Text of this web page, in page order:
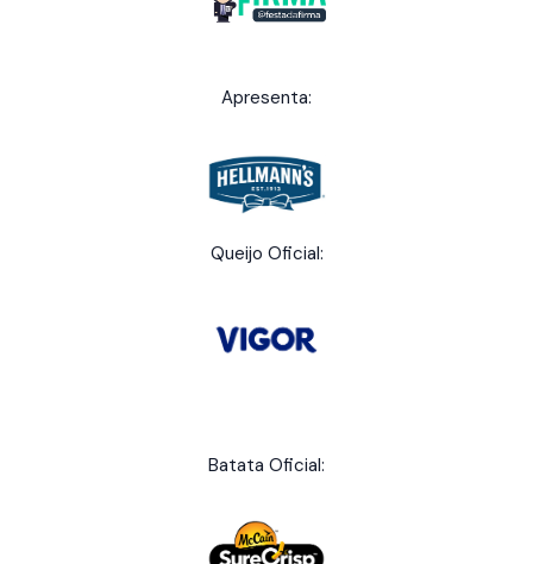
Apresenta:
Queijo Oficial:
Batata Oficial: